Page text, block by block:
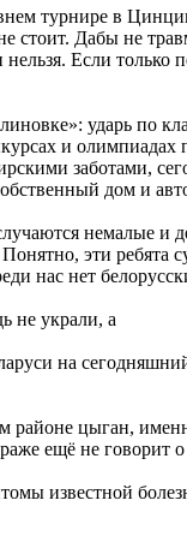
турнире в
стоит. Дабы не
Если только
ударь по
и
заботами,
дом и
немалые и
эти
нас нет
не украли, а
на
районе цыган,
ещё не говорит
известной